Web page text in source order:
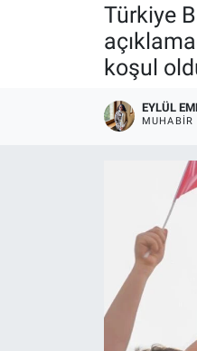
Türkiye
koşul
EYLÜL
MUHABIR